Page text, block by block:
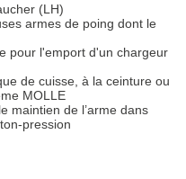
(LH)
armes de poing dont le
pour l'emport d'un chargeur
de cuisse, à la ceinture ou
MOLLE
maintien de l’arme dans
pression